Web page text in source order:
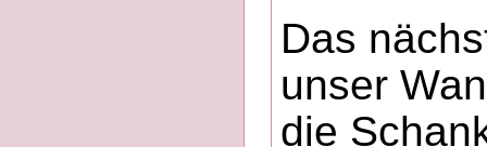
Das
unser
die